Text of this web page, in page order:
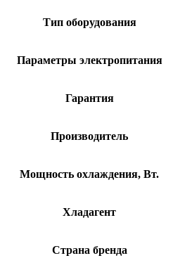
Тип оборудования
Параметры электропитания
Гарантия
Производитель
Мощность охлаждения, Вт.
Хладагент
Страна бренда